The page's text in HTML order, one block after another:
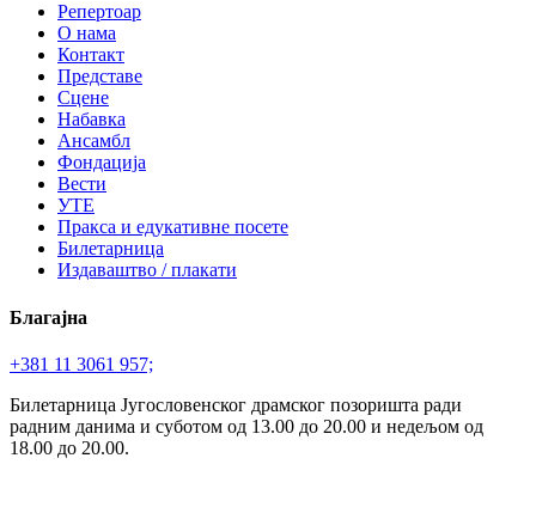
Репертоар
О нама
Контакт
Представе
Сцене
Набавка
Ансамбл
Фондација
Вести
УТЕ
Пракса и едукативне посете
Билетарница
Издаваштво / плакати
Благајна
+381 11 3061 957;
Билетарница Југословенског драмског позоришта ради
радним данима и суботом од 13.00 до 20.00 и недељом од
18.00 до 20.00.